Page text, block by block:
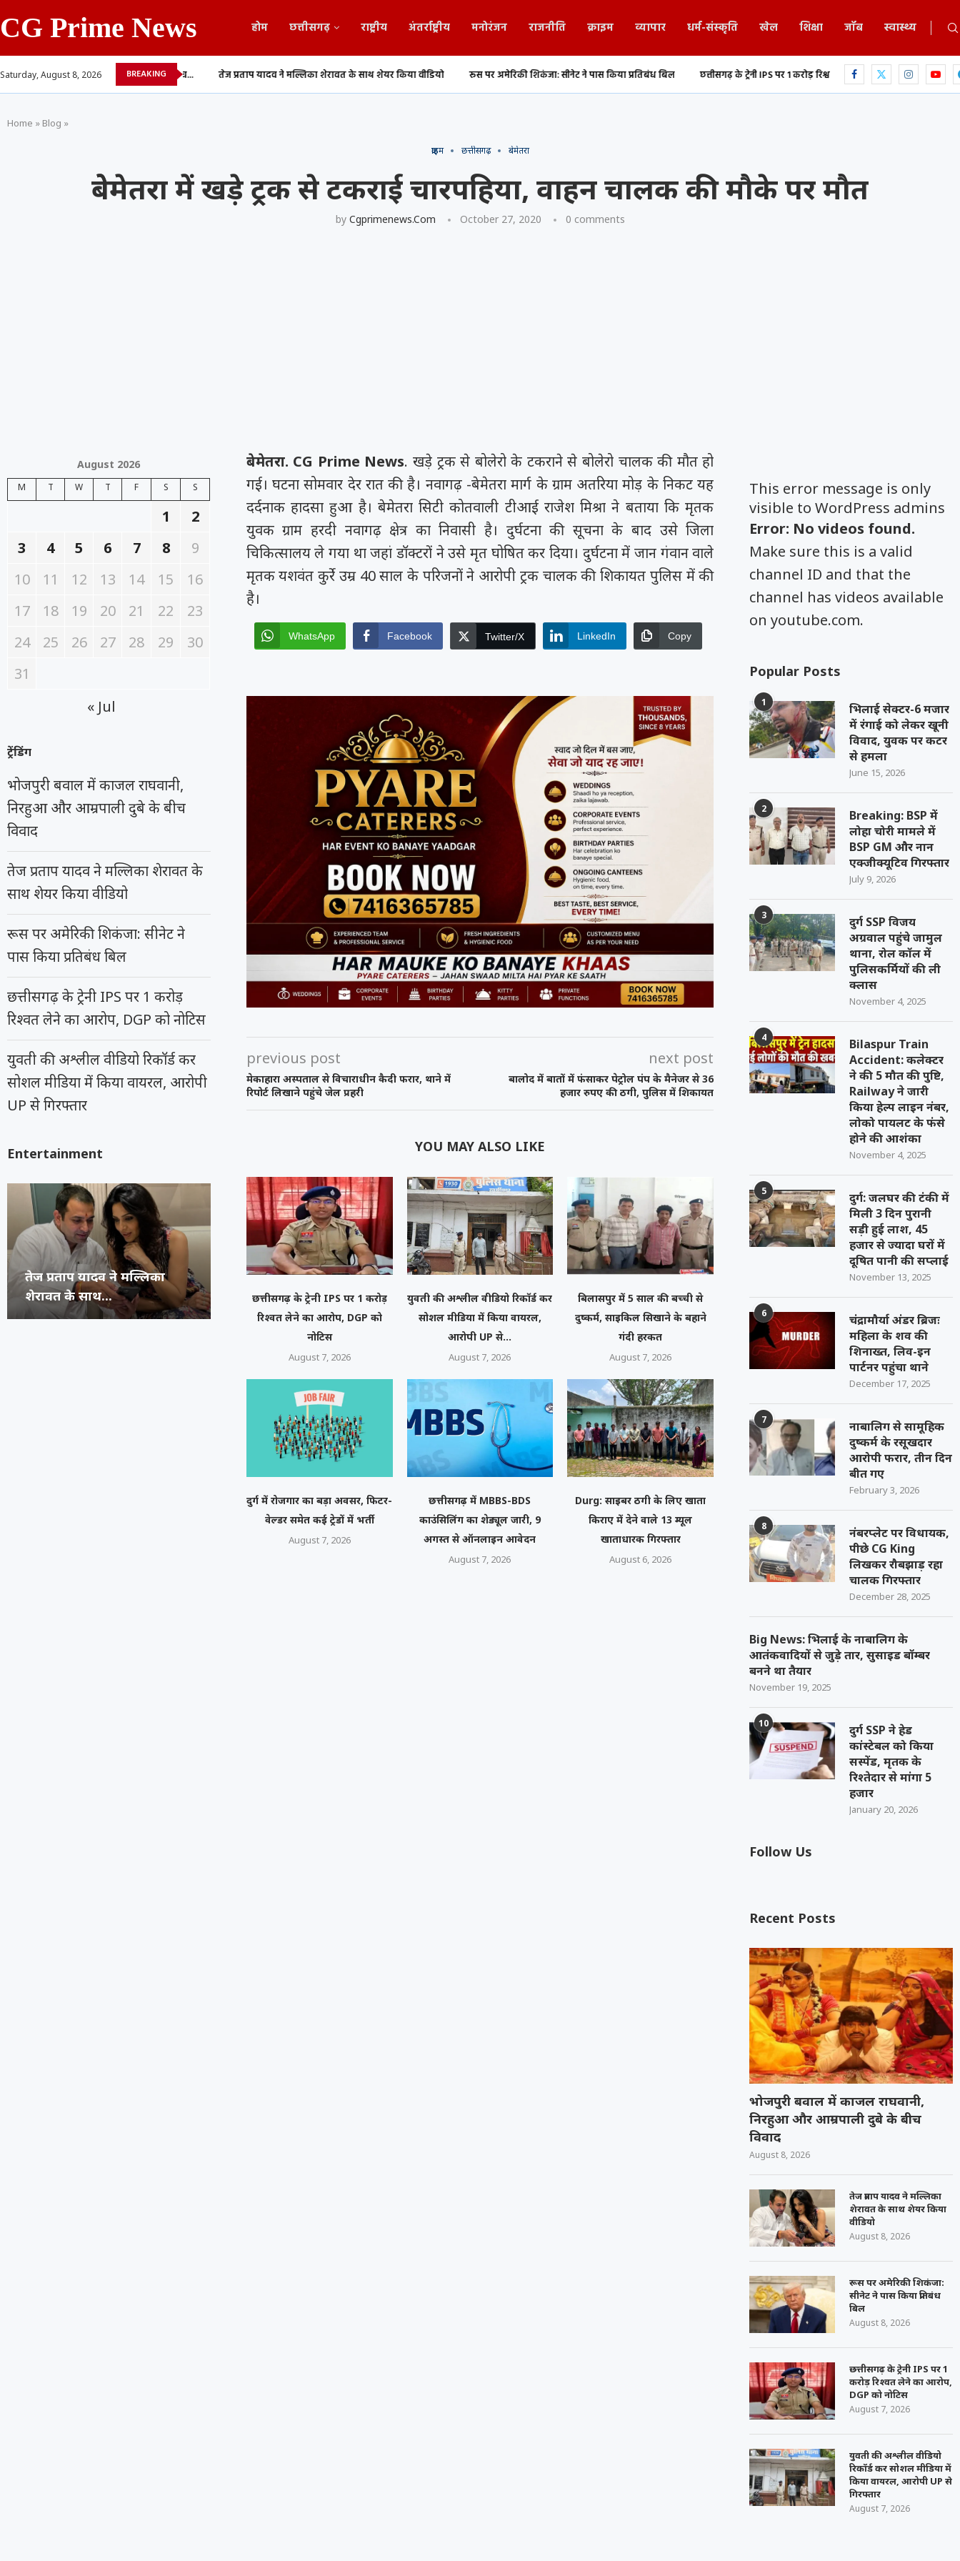
CG Prime News होम छत्तीसगढ़ राष्ट्रीय अंतर्राष्ट्रीय मनोरंजन राजनीति क्राइम व्यापार धर्म-संस्कृति खेल शिक्षा जॉब स्वास्थ्य
Saturday, August 8, 2026 BREAKING
और आम्रपाली दुबे के बीच... तेज प्रताप यादव ने मल्लिका शेरावत के साथ शेयर किया वीडियो रूस पर अमेरिकी शिकंजा: सीनेट ने पास किया प्रतिबंध बिल छत्तीसगढ़ के ट्रेनी IPS पर 1 करोड़ रिश्वत लेने का आरोप,... युवती की अश्लील वीडियो
Home » Blog »
क्राइम छत्तीसगढ़ बेमेतरा
बेेमेतरा में खड़े ट्रक से टकराई चारपहिया, वाहन चालक की मौके पर मौत
by Cgprimenews.com October 27, 2020 0 comments
बेमेतरा. CG Prime News. खड़े ट्रक से बोलेरो के टकराने से बोलेरो चालक की मौत हो
गई। घटना सोमवार देर रात की है। नवागढ़ -बेमेतरा मार्ग के ग्राम अतरिया मोड़ के निकट यह
दर्दनाक हादसा हुआ है। बेमेतरा सिटी कोतवाली टीआई राजेश मिश्रा ने बताया कि मृतक
युवक ग्राम हरदी नवागढ़ क्षेत्र का निवासी है। दुर्घटना की सूचना के बाद उसे जिला
चिकित्सालय ले गया था जहां डॉक्टरों ने उसे मृत घोषित कर दिया। दुर्घटना में जान गंवान वाले
मृतक यशवंत कुर्रे उम्र 40 साल के परिजनों ने आरोपी ट्रक चालक की शिकायत पुलिस में की
है।
WhatsApp Facebook Twitter/X LinkedIn Copy
previous post
मेकाहारा अस्पताल से विचाराधीन कैदी फरार, थाने में
रिपोर्ट लिखाने पहुंचे जेल प्रहरी
next post
बालोद में बातों में फंसाकर पेट्रोल पंप के मैनेजर से 36
हजार रुपए की ठगी, पुलिस में शिकायत
YOU MAY ALSO LIKE
छत्तीसगढ़ के ट्रेनी IPS पर 1 करोड़
रिश्वत लेने का आरोप, DGP को
नोटिस
August 7, 2026
युवती की अश्लील वीडियो रिकॉर्ड कर
सोशल मीडिया में किया वायरल,
आरोपी UP से...
August 7, 2026
बिलासपुर में 5 साल की बच्ची से
दुष्कर्म, साइकिल सिखाने के बहाने
गंदी हरकत
August 7, 2026
दुर्ग में रोजगार का बड़ा अवसर, फिटर-
वेल्डर समेत कई ट्रेडों में भर्ती
August 7, 2026
छत्तीसगढ़ में MBBS-BDS
काउंसिलिंग का शेड्यूल जारी, 9
अगस्त से ऑनलाइन आवेदन
August 7, 2026
Durg: साइबर ठगी के लिए खाता
किराए में देने वाले 13 म्यूल
खाताधारक गिरफ्तार
August 6, 2026
This error message is only
visible to WordPress admins
Error: No videos found.
Make sure this is a valid
channel ID and that the
channel has videos available
on youtube.com.
Popular Posts
1
भिलाई सेक्टर-6 मजार
में रंगाई को लेकर खूनी
विवाद, युवक पर कटर
से हमला
June 15, 2026
2
Breaking: BSP में
लोहा चोरी मामले में
BSP GM और नान
एक्जीक्यूटिव गिरफ्तार
July 9, 2026
3
दुर्ग SSP विजय
अग्रवाल पहुंचे जामुल
थाना, रोल कॉल में
पुलिसकर्मियों की ली
क्लास
November 4, 2025
4
Bilaspur Train
Accident: कलेक्टर
ने की 5 मौत की पुष्टि,
Railway ने जारी
किया हेल्प लाइन नंबर,
लोको पायलट के फंसे
होने की आशंका
November 4, 2025
5
दुर्ग: जलघर की टंकी में
मिली 3 दिन पुरानी
सड़ी हुई लाश, 45
हजार से ज्यादा घरों में
दूषित पानी की सप्लाई
November 13, 2025
6
चंद्रामौर्या अंडर ब्रिजः
महिला के शव की
शिनाख्त, लिव-इन
पार्टनर पहुंचा थाने
December 17, 2025
7
नाबालिग से सामूहिक
दुष्कर्म के रसूखदार
आरोपी फरार, तीन दिन
बीत गए
February 3, 2026
8
नंबरप्लेट पर विधायक,
पीछे CG King
लिखकर रौबझाड़ रहा
चालक गिरफ्तार
December 28, 2025
Big News: भिलाई के नाबालिग के
आतंकवादियों से जुड़े तार, सुसाइड बॉम्बर
बनने था तैयार
November 19, 2025
10
दुर्ग SSP ने हेड
कांस्टेबल को किया
सस्पेंड, मृतक के
रिश्तेदार से मांगा 5
हजार
January 20, 2026
Follow Us
Recent Posts
भोजपुरी बवाल में काजल राघवानी,
निरहुआ और आम्रपाली दुबे के बीच
विवाद
August 8, 2026
तेज प्रताप यादव ने मल्लिका
शेरावत के साथ शेयर किया
वीडियो
August 8, 2026
रूस पर अमेरिकी शिकंजा:
सीनेट ने पास किया प्रतिबंध
बिल
August 8, 2026
छत्तीसगढ़ के ट्रेनी IPS पर 1
करोड़ रिश्वत लेने का आरोप,
DGP को नोटिस
August 7, 2026
युवती की अश्लील वीडियो
रिकॉर्ड कर सोशल मीडिया में
किया वायरल, आरोपी UP से
गिरफ्तार
August 7, 2026
August 2026
M T W T F S S
1
2
3
4 5 6 7 8
9
10
11 12 13 14 15
16
17
18 19 20 21 22
23
24
25 26 27 28 29
30
31
« Jul
ट्रेंडिंग
भोजपुरी बवाल में काजल राघवानी,
निरहुआ और आम्रपाली दुबे के बीच
विवाद
तेज प्रताप यादव ने मल्लिका शेरावत के
साथ शेयर किया वीडियो
रूस पर अमेरिकी शिकंजा: सीनेट ने
पास किया प्रतिबंध बिल
छत्तीसगढ़ के ट्रेनी IPS पर 1 करोड़
रिश्वत लेने का आरोप, DGP को नोटिस
युवती की अश्लील वीडियो रिकॉर्ड कर
सोशल मीडिया में किया वायरल, आरोपी
UP से गिरफ्तार
Entertainment
अभिनेता प्रदीप रावत का 74 वर्ष
की उम्र...
कंगना ने Gen Z को कहा
जनरेशन गटर,...
सुप्रीम कोर्ट का समय रैना समेत 6
कॉमेडियन्स...
रूंगटा यूनिवर्सिटी के फिल्म
फेस्टिवल में पहुंची चक...